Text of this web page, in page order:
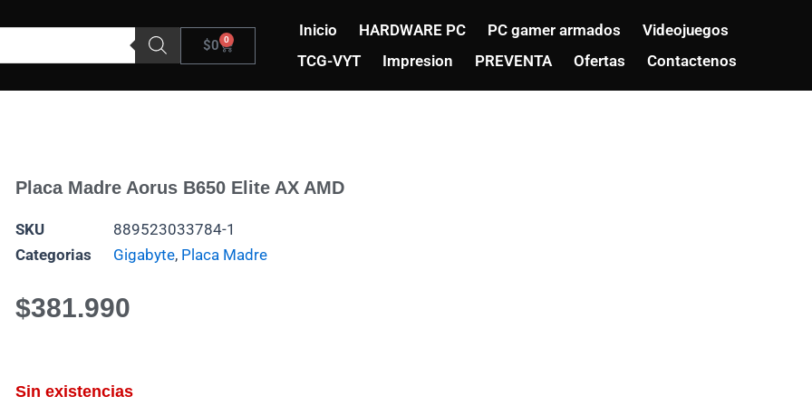
$0 0
Carrito
Inicio HARDWARE PC PC gamer armados
Videojuegos
TCG-VYT
Impresion PREVENTA Ofertas Contactenos
Placa Madre Aorus B650 Elite AX AMD
SKU
889523033784-1
Categorias
Gigabyte, Placa Madre
$381.990
Sin existencias